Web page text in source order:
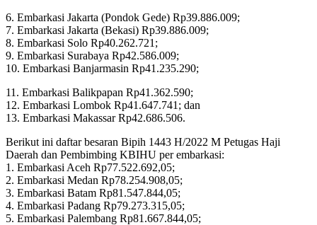
6. Embarkasi Jakarta (Pondok Gede) Rp39.886.009;
7. Embarkasi Jakarta (Bekasi) Rp39.886.009;
8. Embarkasi Solo Rp40.262.721;
9. Embarkasi Surabaya Rp42.586.009;
10. Embarkasi Banjarmasin Rp41.235.290;
11. Embarkasi Balikpapan Rp41.362.590;
12. Embarkasi Lombok Rp41.647.741; dan
13. Embarkasi Makassar Rp42.686.506.
Berikut ini daftar besaran Bipih 1443 H/2022 M Petugas Haji
Daerah dan Pembimbing KBIHU per embarkasi:
1. Embarkasi Aceh Rp77.522.692,05;
2. Embarkasi Medan Rp78.254.908,05;
3. Embarkasi Batam Rp81.547.844,05;
4. Embarkasi Padang Rp79.273.315,05;
5. Embarkasi Palembang Rp81.667.844,05;